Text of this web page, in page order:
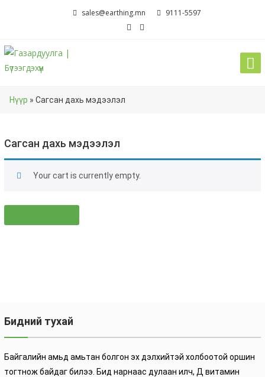
sales@earthing.mn 9111-5597
Нүүр » Сагсан дахь мэдээлэл
Сагсан дахь мэдээлэл
Your cart is currently empty.
Бидний тухай
Байгалийн амьд амьтан болгон эх дэлхийтэй холбоотой оршин
тогтнож байдаг билээ. Бид нарнаас дулаан илч, Д витамин